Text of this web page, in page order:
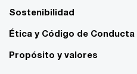
Sostenibilidad
Ética y Código de Conducta
Propósito y valores